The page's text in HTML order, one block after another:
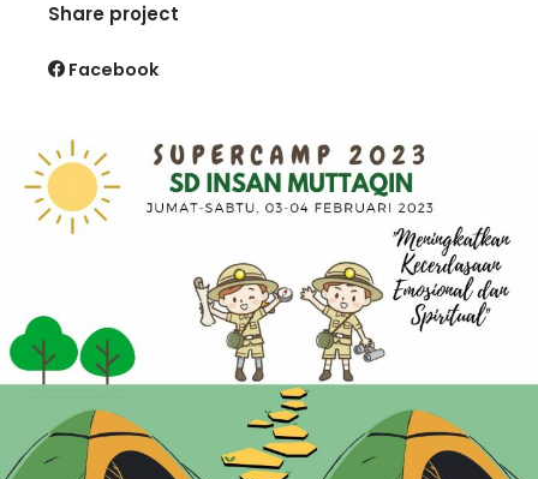
Share project
Facebook